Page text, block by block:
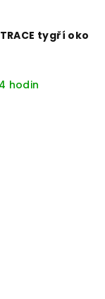
tygří oko
hodin